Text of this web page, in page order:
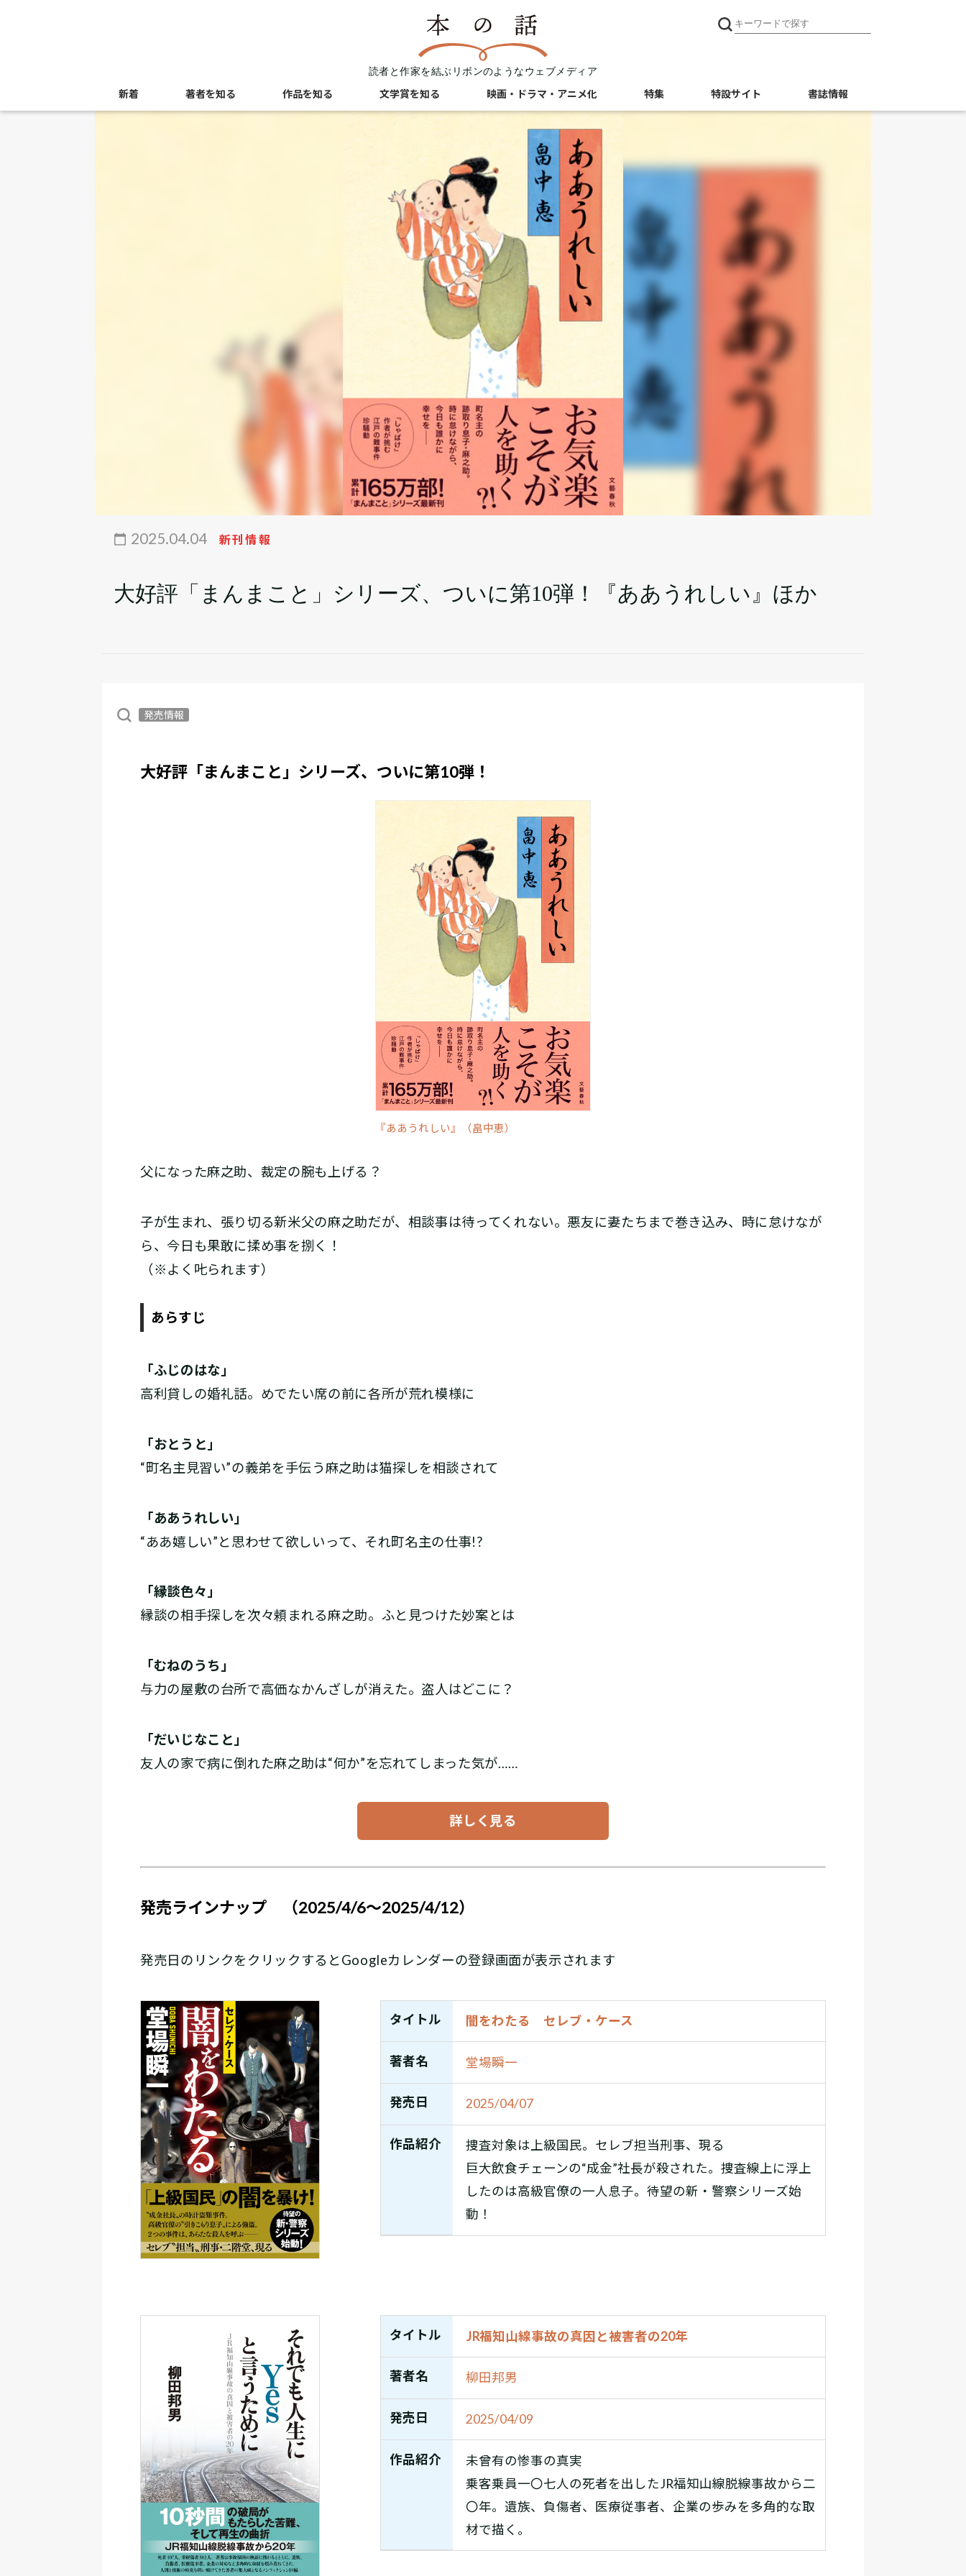
読者と作家を結ぶリボンのようなウェブメディア
新着 著者を知る 作品を知る 文学賞を知る 映画・ドラマ・アニメ化 特集 特設サイト 書誌情報
2025.04.04 新刊情報
大好評「まんまこと」シリーズ、ついに第10弾！『ああうれしい』ほか
発売情報
大好評「まんまこと」シリーズ、ついに第10弾！
『ああうれしい』（畠中恵）
父になった麻之助、裁定の腕も上げる――？
子が生まれ、張り切る新米父の麻之助だが、相談事は待ってくれない。悪友に妻たちまで巻き込み、時に怠けなが
ら、今日も果敢に揉め事を捌く！
（※よく𠮟られます）
あらすじ
「ふじのはな」
高利貸しの婚礼話。めでたい席の前に各所が荒れ模様に――
「おとうと」
“町名主見習い”の義弟を手伝う麻之助は猫探しを相談されて
「ああうれしい」
“ああ嬉しい”と思わせて欲しい――って、それ町名主の仕事!?
「縁談色々」
縁談の相手探しを次々頼まれる麻之助。ふと見つけた妙案とは
「むねのうち」
与力の屋敷の台所で高価なかんざしが消えた。盗人はどこに？
「だいじなこと」
友人の家で病に倒れた麻之助は“何か”を忘れてしまった気が……
詳しく見る
発売ラインナップ （2025/4/6～2025/4/12）
発売日のリンクをクリックするとGoogleカレンダーの登録画面が表示されます
タイトル 闇をわたる セレブ・ケース
著者名 堂場瞬一
発売日 2025/04/07
作品紹介
捜査対象は上級国民。セレブ担当刑事、現る
巨大飲食チェーンの“成金”社長が殺された。捜査線上に浮上
したのは高級官僚の一人息子――。待望の新・警察シリーズ始
動！
タイトル JR福知山線事故の真因と被害者の20年
著者名 柳田邦男
発売日 2025/04/09
作品紹介
未曾有の惨事の真実
乗客乗員一〇七人の死者を出したJR福知山線脱線事故から二
〇年。遺族、負傷者、医療従事者、企業の歩みを多角的な取
材で描く。